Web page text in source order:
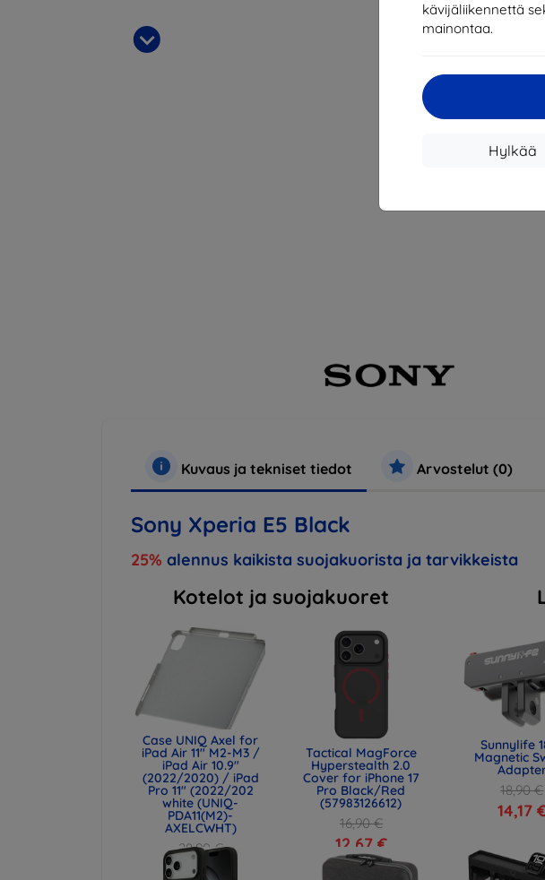
kävijäliikennettä
mainontaa.
Hylkää
Kuvaus ja tekniset tiedot Arvostelut (0)
Sony Xperia E5 Black
25% alennus kaikista suojakuorista ja tarvikkeista
Kotelot ja suojakuoret
Case UNIQ Axel for
iPad Air 11" M2-M3 /
iPad Air 10.9"
(2022/2020) / iPad
Pro 11" (2022/202
white (UNIQ-
PDA11(M2)-
AXELCWHT)
28,90 €
21,68 €
Tactical MagForce
Hyperstealth 2.0
Cover for iPhone 17
Pro Black/Red
(57983126612)
16,90 €
12,67 €
Sunnylife
Magnetic
18,90 €
14,17